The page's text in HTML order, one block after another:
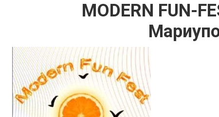
MODERN FUN-